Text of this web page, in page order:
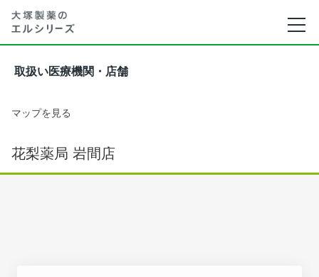
取扱い医療機関・店舗
マップを見る
花梨薬局 岩間店